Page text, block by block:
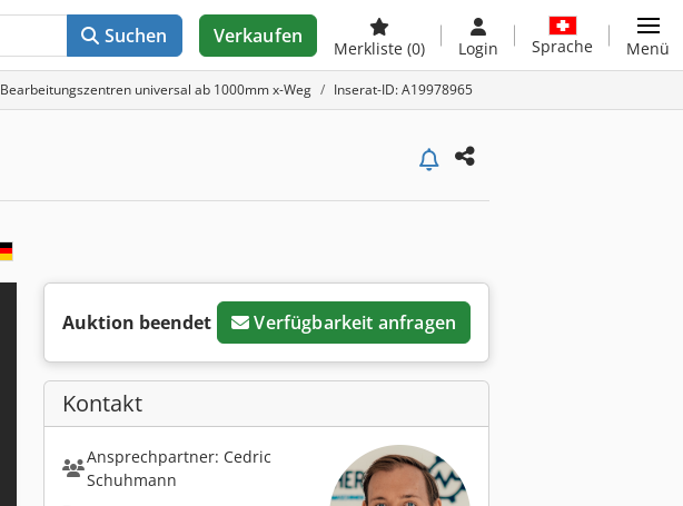
Suchen Verkaufen
Merkliste (0) Login Sprache Menü
Bearbeitungszentren universal ab 1000mm x-Weg Inserat-ID: A19978965
Auktion beendet Verfügbarkeit anfragen
Kontakt
Ansprechpartner: Cedric
Schuhmann